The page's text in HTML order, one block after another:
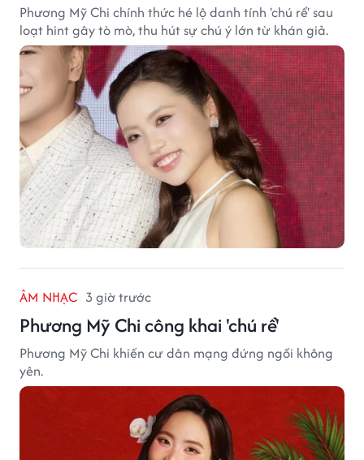
Phương Mỹ Chi chính thức hé lộ danh tính 'chú rể' sau
loạt hint gây tò mò, thu hút sự chú ý lớn từ khán giả.
ÂM NHẠC 3 giờ trước
Phương Mỹ Chi công khai 'chú rể'
Phương Mỹ Chi khiến cư dân mạng đứng ngồi không
yên.